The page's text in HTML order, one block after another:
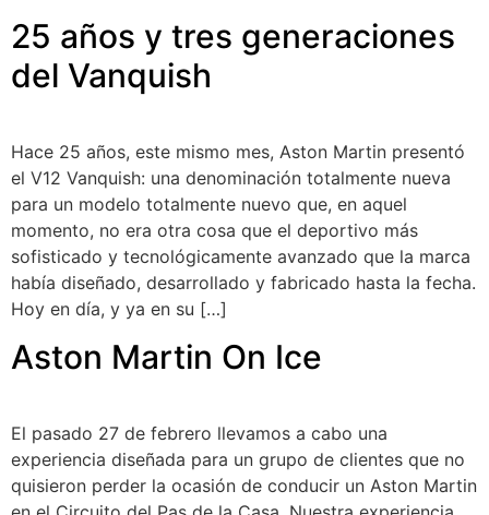
25 años y tres generaciones
del Vanquish
Hace 25 años, este mismo mes, Aston Martin presentó
el V12 Vanquish: una denominación totalmente nueva
para un modelo totalmente nuevo que, en aquel
momento, no era otra cosa que el deportivo más
sofisticado y tecnológicamente avanzado que la marca
había diseñado, desarrollado y fabricado hasta la fecha.
Hoy en día, y ya en su […]
Aston Martin On Ice
El pasado 27 de febrero llevamos a cabo una
experiencia diseñada para un grupo de clientes que no
quisieron perder la ocasión de conducir un Aston Martin